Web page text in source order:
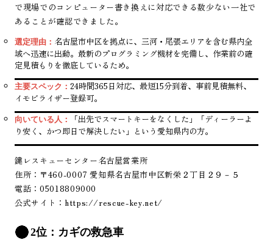
で現場でのコンピューター書き換えに対応できる数少ない一社で
あることが確認できました。
選定理由： 名古屋市中区を拠点に、三河・尾張エリアを含む県内全
域へ迅速に出動。最新のプログラミング機材を完備し、作業前の確
定見積もりを徹底しているため。
主要スペック： 24時間365日対応、最短15分到着、事前見積無料、
イモビライザー登録可。
向いている人：
「出先でスマートキーをなくした」「ディーラーよ
り安く、かつ即日で解決したい」という愛知県内の方。
鍵レスキューセンター名古屋営業所
住所：〒460-0007 愛知県名古屋市中区新栄２丁目２９－５
電話：05018809000
公式サイト： https://rescue-key.net/
2位：カギの救急車